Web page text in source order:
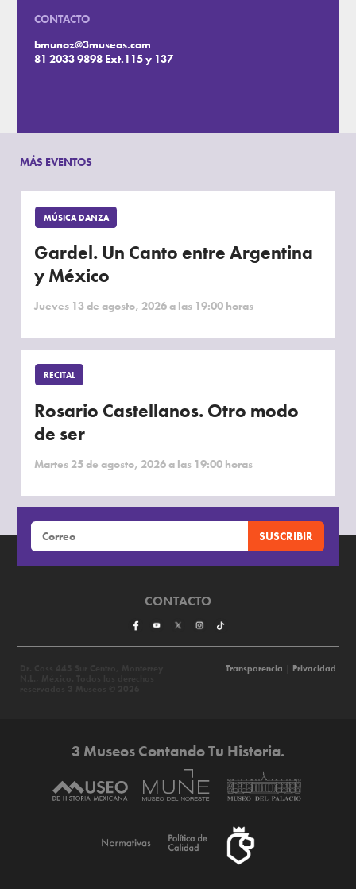
CONTACTO
bmunoz@3museos.com
81 2033 9898 Ext.115 y 137
MÁS EVENTOS
MÚSICA DANZA
Gardel. Un Canto entre Argentina
y México
Jueves 13 de agosto, 2026 a las 19:00 horas
RECITAL
Rosario Castellanos. Otro modo
de ser
Martes 25 de agosto, 2026 a las 19:00 horas
CONTACTO
Transparencia Privacidad
3 Museos Contando Tu Historia.